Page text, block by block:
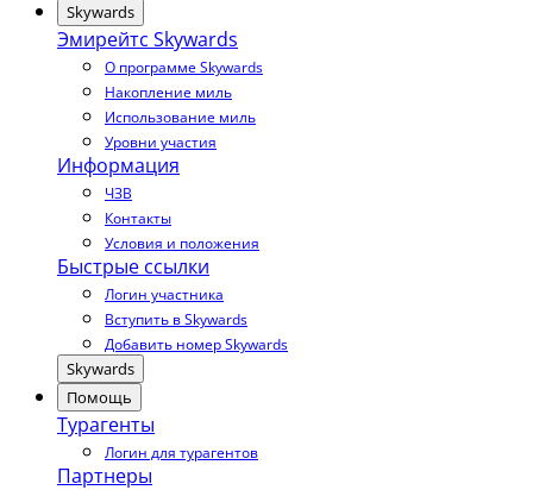
Skywards
Эмирейтс Skywards
О программе Skywards
Накопление миль
Использование миль
Уровни участия
Информация
ЧЗВ
Контакты
Условия и положения
Быстрые ссылки
Логин участника
Вступить в Skywards
Добавить номер Skywards
Skywards
Помощь
Турагенты
Логин для турагентов
Партнеры